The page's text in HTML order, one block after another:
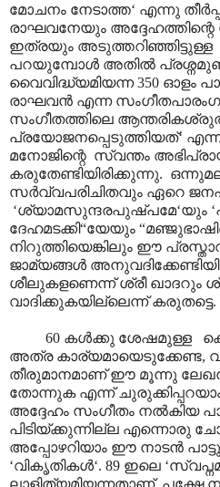
മോചനം നേടാത്ത‘ എന്നു
രാഘവനേയും
ഇത്രയും അടുത്തറിഞ്ഞിട്ടുള്ള
പറയുമ്പോൾ അതിൽ
വൈവിദ്ധ്യമിയന്ന 350 ഓളം
രാഘവൻ എന്ന
സംഗീതത്തിലെ
പ്രയോജനപ്പെടുത്തിയത്‘
മനോജിന്റെ സ്വന്തം
കരുതേണ്ടിയിരിക്കുന്നു.
സർവ്വപരിചിതവും ഏറെ
‘ശ്യാമസുന്ദരപുഷ്പമേ‘യും
ദേഹമടക്കി“യേയും
നിറുത്തിയെങ്കിലും ഈ
ജാമ്യങ്ങൾ
ശീലുകളണെന്ന് ശ്രീ ഖാദറും
വാദിക്കുകയില്ലെന്ന് കരുതട്ടെ.
60 കൾക്കു ശേഷമുള്ള
അത്ര കാര്യമായെടുക്കേണ്ട,
തീരുമാനമാണ് ഈ മൂന്നു
തോന്നുക എന്ന്
അദ്ദേഹം സംഗീതം നൽകിയ
പിടിയ്ക്കുന്നില്ല എന്നൊരു
അപ്പോഴറിയാം ഈ നാടൻ
‘വികൃതികൾ‘. 89 ഇലെ
ലാളിത്യമിയന്നതാണ്, പക്ഷേ